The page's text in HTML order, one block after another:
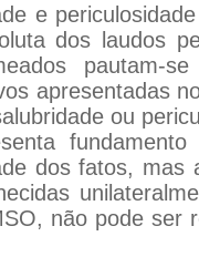
e
dos laudos
pautam-
apresentadas
ou
dos fatos, mas
não pode ser